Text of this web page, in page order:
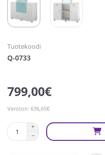
Tuotekoodi
Q-0733
799,00€
Veroton: 636,65€